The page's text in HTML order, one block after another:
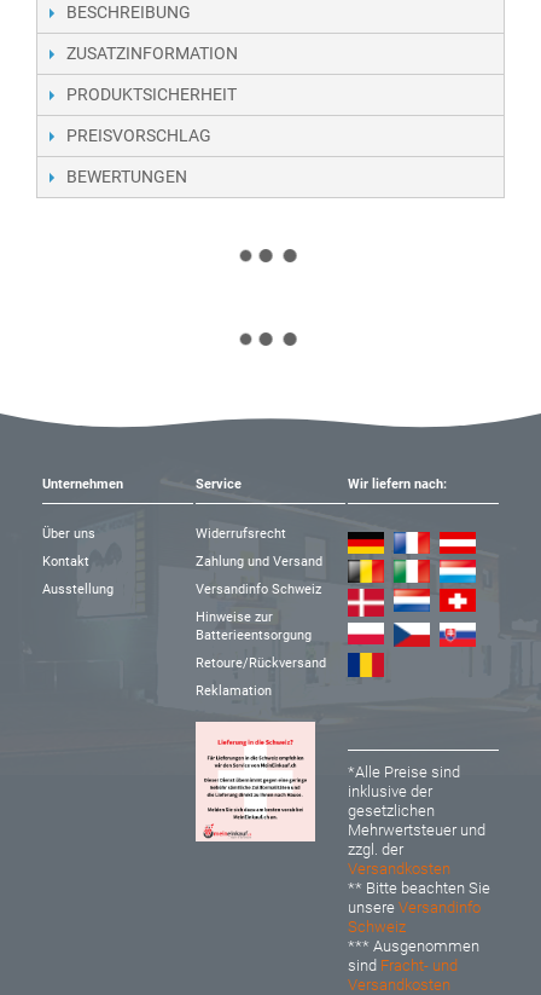
BESCHREIBUNG
ZUSATZINFORMATION
PRODUKTSICHERHEIT
PREISVORSCHLAG
BEWERTUNGEN
Unternehmen
Über uns
Kontakt
Ausstellung
Service
Widerrufsrecht
Zahlung und Versand
Versandinfo Schweiz
Hinweise zur
Batterieentsorgung
Retoure/Rückversand
Reklamation
Wir liefern nach:
*Alle Preise sind
inklusive der
gesetzlichen
Mehrwertsteuer und
zzgl. der
Versandkosten
** Bitte beachten Sie
unsereVersandinfo
Schweiz
*** Ausgenommen
sind Fracht- und
Versandkosten